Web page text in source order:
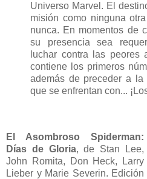
Universo Marvel. El
misión como ninguna
nunca. En momentos de
su presencia sea
luchar contra las peores
contiene los primeros
además de preceder a
que se enfrentan con...
El Asombroso Spiderman:
Días de Gloria, de Stan Lee,
John Romita, Don Heck, Larry
Lieber y Marie Severin. Edición